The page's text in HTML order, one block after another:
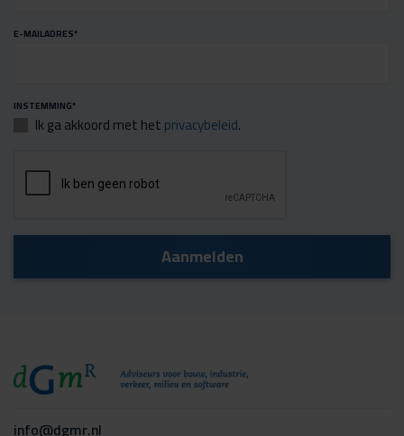
E-MAILADRES*
INSTEMMING*
Ik ga akkoord met hetprivacybeleid.
info@dgmr.nl